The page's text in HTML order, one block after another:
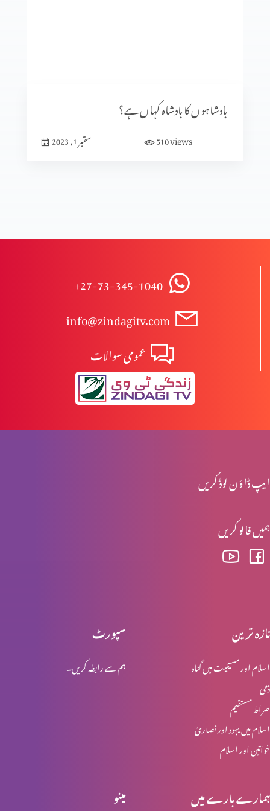
میرا معجزہ
طرز حیات
مسیح کی شان
نیا سال – میں کیا کروں؟
تائب دل نہ ہونے والوں کی عدالت
بادشاہوں کا بادشاہ کہاں ہے؟
ستمبر 1, 2023 510views
+27-73-345-1040
info@zindagitv.com
عمومی سوالات
ایپ ڈاؤن لوڈ کریں
ہمیں فالو کریں
سپورٹ
ہم سے رابطہ کریں۔
تازہ ترین
اسلام اور مسیحیت میں گناہ
ذمی
صراط مستقیم
اسلام میں یہود اور نصاریٰ
خواتین اور اسلام
مینو ہمارے بارے میں